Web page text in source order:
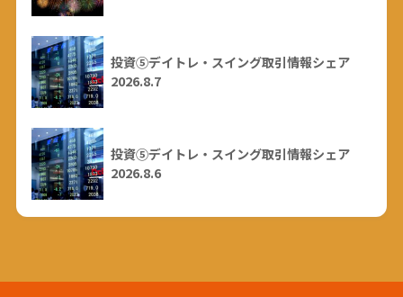
投資⑤デイトレ・スイング取引情報シェア
2026.8.7
投資⑤デイトレ・スイング取引情報シェア
2026.8.6